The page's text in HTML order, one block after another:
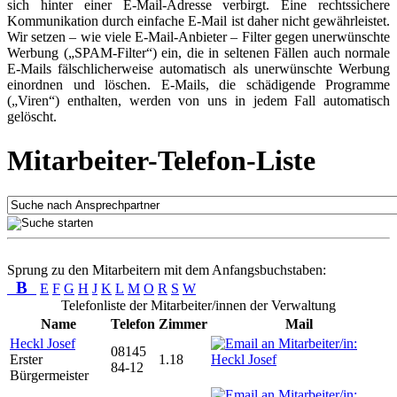
sich hinter einer E-Mail-Adresse verbirgt. Eine rechtssichere
Kommunikation durch einfache E-Mail ist daher nicht gewährleistet.
Wir setzen – wie viele E-Mail-Anbieter – Filter gegen unerwünschte
Werbung („SPAM-Filter“) ein, die in seltenen Fällen auch normale
E-Mails fälschlicherweise automatisch als unerwünschte Werbung
einordnen und löschen. E-Mails, die schädigende Programme
(„Viren“) enthalten, werden von uns in jedem Fall automatisch
gelöscht.
Mitarbeiter-Telefon-Liste
Sprung zu den Mitarbeitern mit dem Anfangsbuchstaben:
B E F G H J K L M O R S W
Telefonliste der Mitarbeiter/innen der Verwaltung
Name
Telefon Zimmer
Mail
Heckl Josef
Erster
Bürgermeister
08145
84-12
1.18